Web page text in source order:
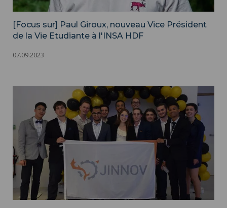
[Focus sur] Paul Giroux, nouveau Vice Président
de la Vie Etudiante à l'INSA HDF
07.09.2023